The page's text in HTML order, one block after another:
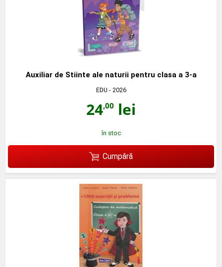
Auxiliar de Stiinte ale naturii pentru clasa a 3-a
EDU - 2026
24,00 lei
în stoc
Cumpără